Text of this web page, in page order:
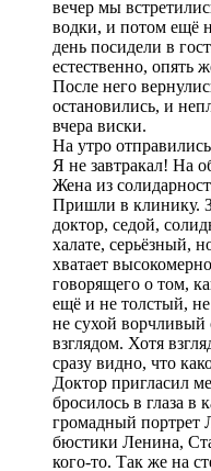
вечер мы
водки, и потом ещё
день посидели в
естественно, опять
После него
остановились, и
вчера виски.
На утро
Я не завтракал! На
Жена из
Пришли в клинику.
доктор, седой,
халате, серьёзный,
хватает
говорящего о том,
ещё и не толстый,
не сухой
взглядом. Хотя
сразу видно, что
Доктор пригласил
бросилось в глаза
громадный портрет
бюстики Ленина,
кого-то. Так же на